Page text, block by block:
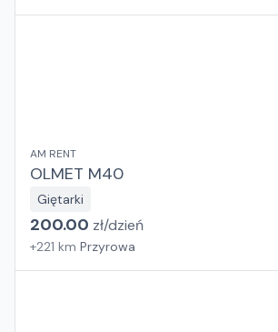
AM RENT
OLMET M40
Giętarki
200.00 zł/dzień
+221 km Przyrowa